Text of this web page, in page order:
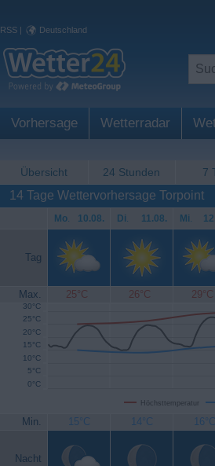
RSS | Deutschland
Vorhersage Wetterradar
Übersicht 24 Stunden 7
14 Tage Wettervorhersage Torpoint
Mo. 10.08. Di. 11.08. Mi.
Tag
Max. 25°C 26°C 29°C
Höchsttemperatur
0°C
5°C
10°C
15°C
20°C
25°C
30°C
Min. 15°C 14°C 16°C
Nacht